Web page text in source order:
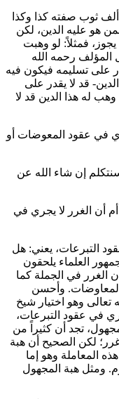
ثوب صفته كذا وكذا
هو عليه الدين، لكن
فمثلاً: لو وهبت
المؤلف رحمه الله
على تسليمه فيكون فيه
قد لا يقدر على
له هذا الدين قد لا
في عقود المعوضات أو
إن شاء الله عن
أن الغرر لا يجري في
التبرعات، يعني: هل
العلماء يلحقون
الغرر في الجملة كما
وأحسن
تعالى وهو اختيار شيخ
في عقود التبرعات،
تجد أن كثيراً من
غرر؛ لكن الصحيح أن هبة
المعاملة وهو إما
ومثل هبة المجهول